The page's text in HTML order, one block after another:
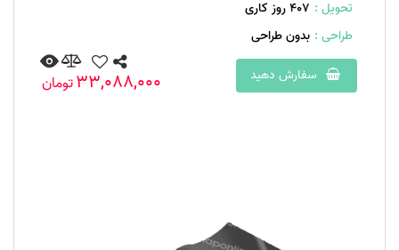
تحویل : 407 روز کاری
طراحی : بدون طراحی
سفارش دهید
33,088,000تومان